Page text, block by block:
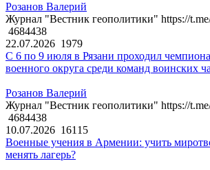
Розанов Валерий
Журнал "Вестник геополитики" https://
4684438
22.07.2026 1979
С 6 по 9 июля в Рязани проходил
военного округа среди команд воинских
Розанов Валерий
Журнал "Вестник геополитики" https://
4684438
10.07.2026 16115
Военные учения в Армении: учить
менять лагерь?